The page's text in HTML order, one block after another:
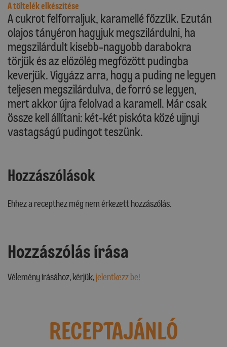
A töltelék elkészítése
A cukrot felforraljuk, karamellé főzzük. Ezután
olajos tányéron hagyjuk megszilárdulni, ha
megszilárdult kisebb-nagyobb darabokra
törjük és az előzőlég megfőzött pudingba
keverjük. Vigyázz arra, hogy a puding ne legyen
teljesen megszilárdulva, de forró se legyen,
mert akkor újra felolvad a karamell. Már csak
össze kell állítani: két-két piskóta közé ujjnyi
vastagságú pudingot teszünk.
Hozzászólások
Ehhez a recepthez még nem érkezett hozzászólás.
Hozzászólás írása
Vélemény írásához, kérjük,jelentkezz be!
RECEPTAJÁNLÓ